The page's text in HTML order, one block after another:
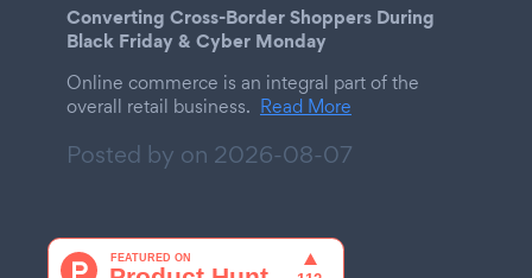
Converting Cross-Border Shoppers During
Black Friday & Cyber Monday
Online commerce is an integral part of the
overall retail business. Read More
Posted by on 2026-08-07